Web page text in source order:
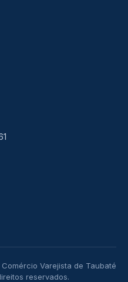
Varejista de Taubaté
reservados.